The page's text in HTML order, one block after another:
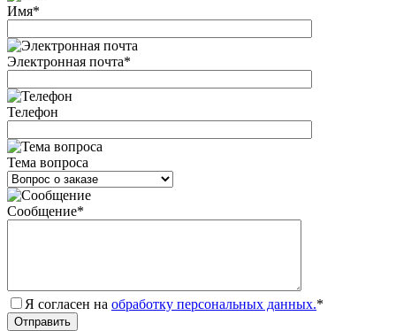
Имя*
Электронная почта*
Телефон
Тема вопроса
Сообщение*
Я согласен на обработку персональных данных.*